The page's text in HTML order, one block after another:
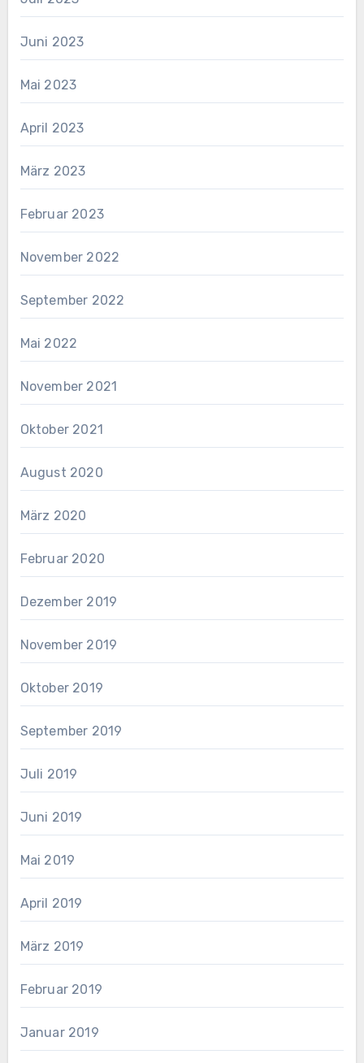
Juni 2023
Mai 2023
April 2023
März 2023
Februar 2023
November 2022
September 2022
Mai 2022
November 2021
Oktober 2021
August 2020
März 2020
Februar 2020
Dezember 2019
November 2019
Oktober 2019
September 2019
Juli 2019
Juni 2019
Mai 2019
April 2019
März 2019
Februar 2019
Januar 2019